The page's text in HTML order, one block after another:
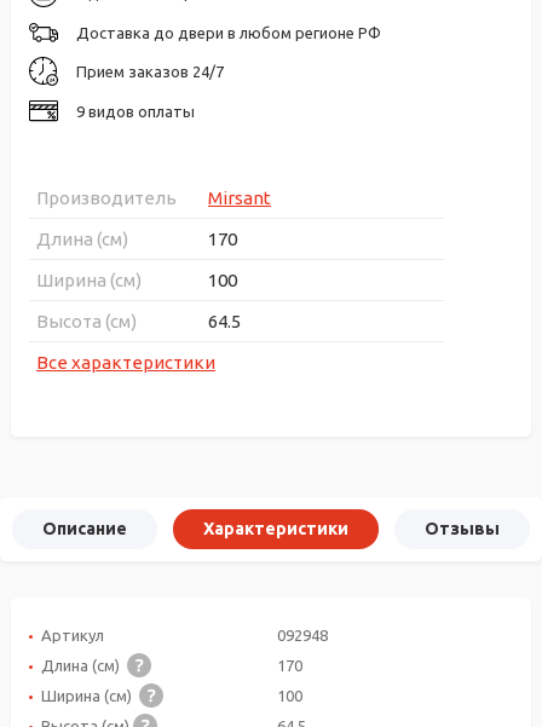
Доставка до двери в любом регионе РФ
Прием заказов 24/7
9 видов оплаты
Производитель
Mirsant
Длина (см)
170
Ширина (см)
100
Высота (см)
64.5
Все характеристики
Описание Характеристики Отзывы
Артикул
092948
Длина (см)
170
Ширина (см)
100